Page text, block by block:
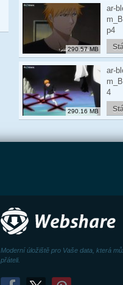
290.57 MB
ar-
p4
290.16 MB
ar-
4
Moderní úložiště pro Vaše data, která
přáteli.